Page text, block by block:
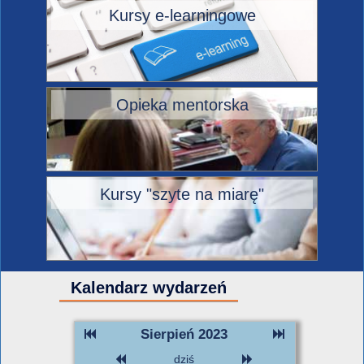
Kursy e-learningowe
Opieka mentorska
Kursy "szyte na miarę"
Kalendarz wydarzeń
Sierpień 2023
dziś